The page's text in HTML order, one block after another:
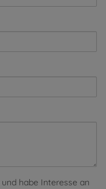
und habe Interesse an